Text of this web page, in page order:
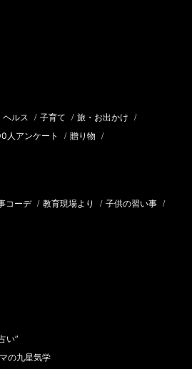
ヘルス / 子育て / 旅・お出かけ /
人アンケート / 贈り物 /
コーデ / 教育現場より / 子供の習い事 /
い”
の九星気学